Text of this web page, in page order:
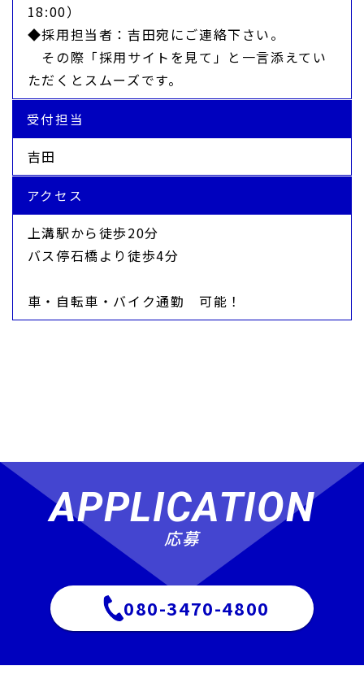
18:00）
◆採用担当者：吉田宛にご連絡下さい。
その際「採用サイトを見て」と一言添えてい
ただくとスムーズです。
受付担当
吉田
アクセス
上溝駅から徒歩20分
バス停石橋より徒歩4分
車・自転車・バイク通勤 可能！
APPLICATION
応募
080-3470-4800